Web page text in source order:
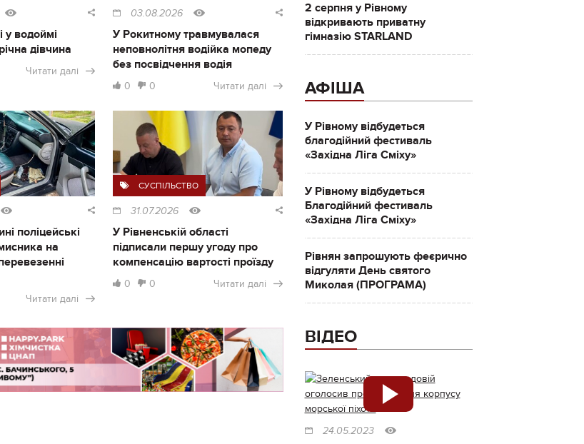
у водоймі
дівчина
Читати далі
03.08.2026
У Рокитному травмувалася
неповнолітня водійка мопеду
без посвідчення водія
0 0 Читати далі
поліцейські
на
Читати далі
СУСПІЛЬСТВО
31.07.2026
У Рівненській області
підписали першу угоду про
компенсацію вартості проїзду
0 0 Читати далі
2 серпня у Рівному
відкривають приватну
гімназію STARLAND
АФІША
У Рівному відбудеться
благодійний фестиваль
«Західна Ліга Сміху»
У Рівному відбудеться
Благодійний фестиваль
«Західна Ліга Сміху»
Рівнян запрошують феєрично
відгуляти День святого
Миколая (ПРОГРАМА)
ВІДЕО
24.05.2023